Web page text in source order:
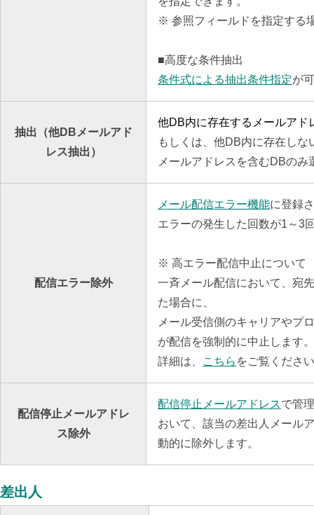
※ 参照フィールドを指定する
■高度な条件抽出
条件式による抽出条件指定が
抽出（他DBメールアド
レス抽出）
他DB内に存在するメールアド
もしくは、他DB内に存在し
メールアドレスを含むDBのみ
配信エラー除外
メール配信エラー機能に登録
エラーの発生した回数が1～3
※ 高エラー配信中止について
一斉メール配信において、宛
た場合に、
メール受信側のキャリアやプ
が配信を強制的に中止します。
詳細は、
こちら をご覧くださ
配信停止メールアドレ
ス除外
配信停止メールアドレスで管
おいて、該当の差出人メール
動的に除外します。
差出人